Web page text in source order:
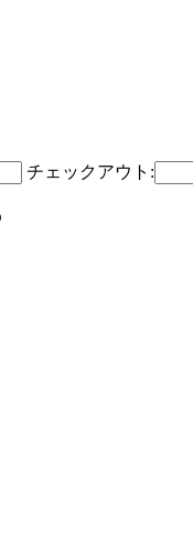
チェックアウト: